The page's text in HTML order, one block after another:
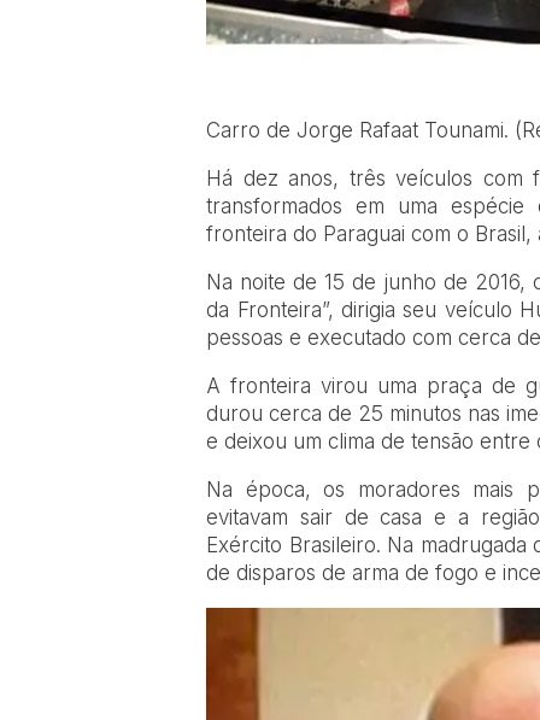
Carro de Jorge Rafaat Tounami.
Há dez anos, três veículos com
transformados em uma
fronteira do Paraguai com o
Na noite de 15 de junho de 2016,
da Fronteira”, dirigia seu veículo
pessoas e executado com cerca
A fronteira virou uma praça de
durou cerca de 25 minutos nas
e deixou um clima de tensão entre
Na época, os moradores mais
evitavam sair de casa e a
Exército Brasileiro. Na
de disparos de arma de fogo e